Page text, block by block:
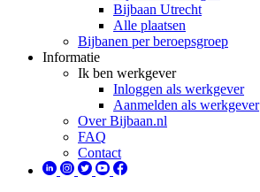
Bijbaan Utrecht
Alle plaatsen
Bijbanen per beroepsgroep
Informatie
Ik ben werkgever
Inloggen als werkgever
Aanmelden als werkgever
Over Bijbaan.nl
FAQ
Contact